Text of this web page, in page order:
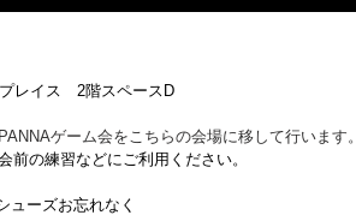
レイス　2階スペースD
ゲーム会をこちらの会場に移して行います。
の練習などにご利用ください。
ューズお忘れなく